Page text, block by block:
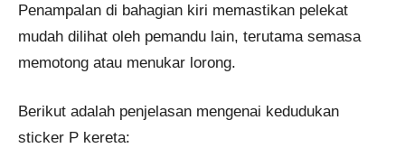
Penampalan di bahagian kiri memastikan pelekat
mudah dilihat oleh pemandu lain, terutama semasa
memotong atau menukar lorong.
Berikut adalah penjelasan mengenai kedudukan
sticker P kereta: